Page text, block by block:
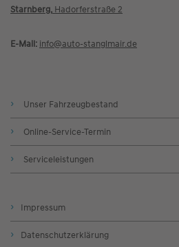
Starnberg, Hadorferstraße 2
E-Mail: info@auto-stanglmair.de
Unser Fahrzeugbestand
Online-Service-Termin
Serviceleistungen
Impressum
Datenschutzerklärung